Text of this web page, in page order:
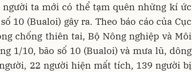
ta mới có thể tạm quên những kí ức
10 (Bualoi) gây ra. Theo báo cáo của Cục
chống thiên tai, Bộ Nông nghiệp và Môi
1/10, bão số 10 (Bualoi) và mưa lũ, dông
22 người hiện mất tích, 139 người bị